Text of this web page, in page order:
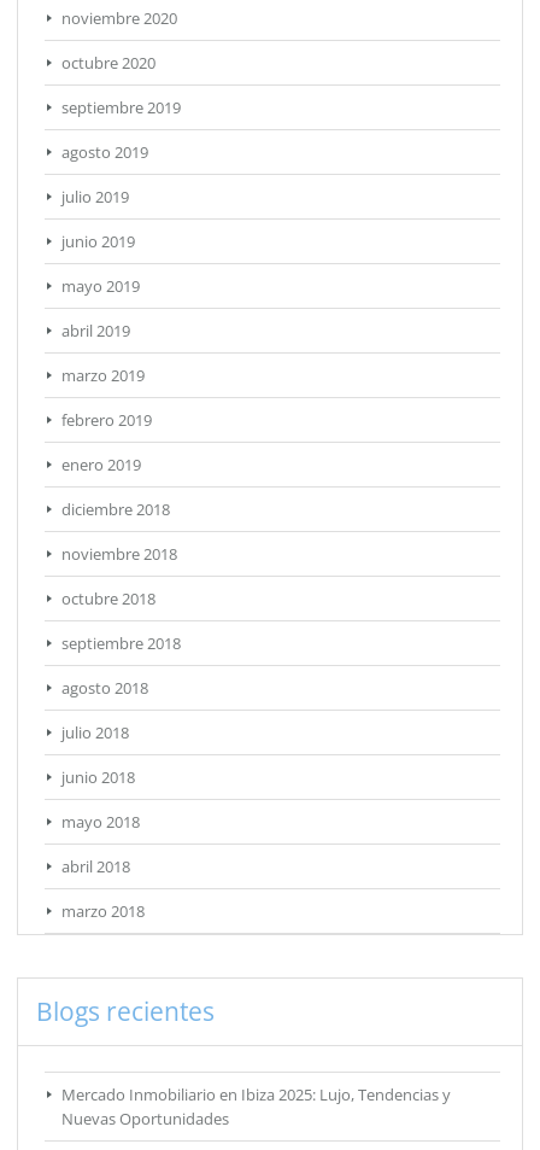
noviembre 2020
octubre 2020
septiembre 2019
agosto 2019
julio 2019
junio 2019
mayo 2019
abril 2019
marzo 2019
febrero 2019
enero 2019
diciembre 2018
noviembre 2018
octubre 2018
septiembre 2018
agosto 2018
julio 2018
junio 2018
mayo 2018
abril 2018
marzo 2018
Blogs recientes
Mercado Inmobiliario en Ibiza 2025: Lujo, Tendencias y
Nuevas Oportunidades